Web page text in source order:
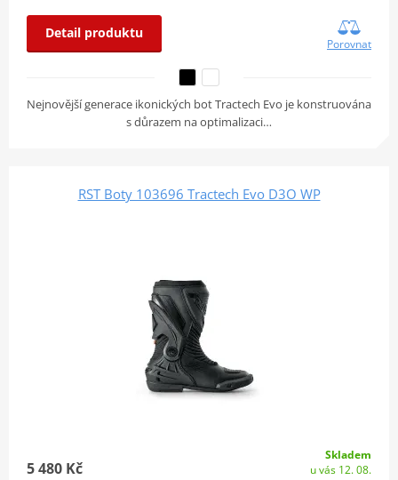
Detail produktu
Porovnat
Nejnovější generace ikonických bot Tractech Evo je konstruována
s důrazem na optimalizaci…
RST Boty 103696 Tractech Evo D3O WP
5 480 Kč
Skladem
u vás 12. 08.